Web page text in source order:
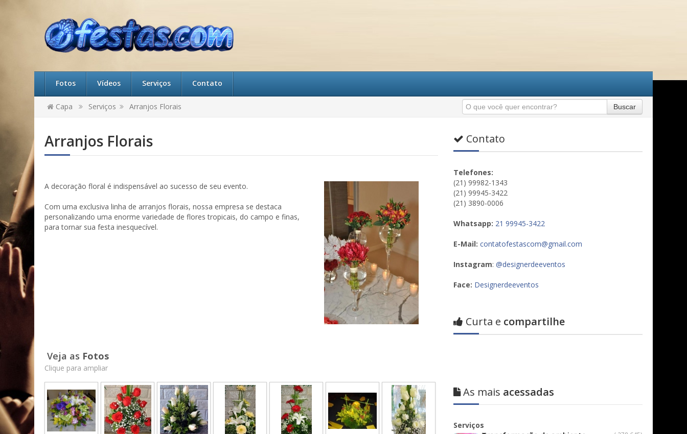
Fotos Vídeos Serviços Contato
Capa Serviços Arranjos Florais Buscar
Arranjos Florais
A decoração floral é indispensável ao sucesso de seu evento.
Com uma exclusiva linha de arranjos florais, nossa empresa se destaca
personalizando uma enorme variedade de flores tropicais, do campo e finas,
para tornar sua festa inesquecível.
Veja as Fotos
Clique para ampliar
Contato
Telefones:
(21) 99982-1343
(21) 99945-3422
(21) 3890-0006
Whatsapp: 21 99945-3422
E-Mail: contatofestascom@gmail.com
Instagram: @designerdeeventos
Face: Designerdeeventos
Curta e compartilhe
As mais acessadas
Serviços